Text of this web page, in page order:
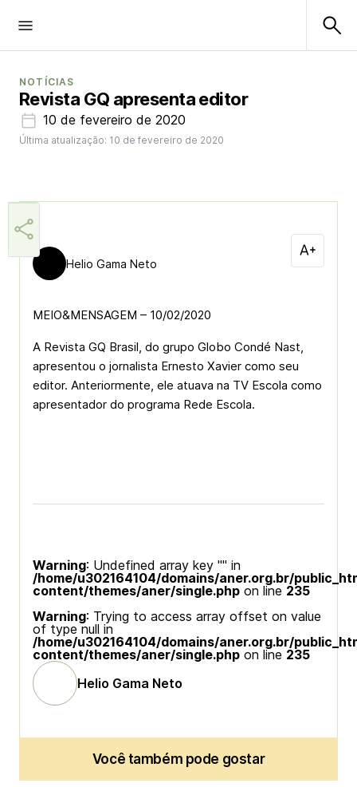
NOTÍCIAS
Revista GQ apresenta editor
10 de fevereiro de 2020
Última atualização: 10 de fevereiro de 2020
Helio Gama Neto
MEIO&MENSAGEM – 10/02/2020
A Revista GQ Brasil, do grupo Globo Condé Nast,
apresentou o jornalista Ernesto Xavier como seu
editor. Anteriormente, ele atuava na TV Escola como
apresentador do programa Rede Escola.
Warning: Undefined array key "" in
/home/u302164104/domains/aner.org.br/
content/themes/aner/single.php on line 235
Warning: Trying to access array offset on value
of type null in
/home/u302164104/domains/aner.org.br/
content/themes/aner/single.php on line 235
Helio Gama Neto
Você também pode gostar